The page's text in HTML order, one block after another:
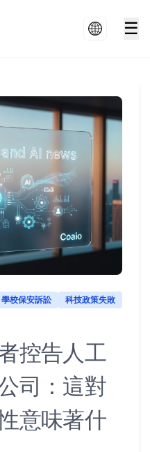
☰
學校保安訴訟
科技政策失敗
控告人工
司：這對
意味著什